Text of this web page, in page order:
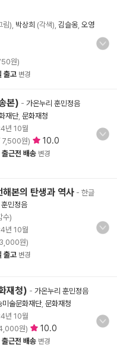
림), 박상희 (각색), 김슬옹 오영
원)
출고 변경
본) - 가온누리 훈민정음
재단, 문화재청
년 10월
7,500원) 10.0
출근전 배송 변경
본의 탄생과 역사 - 한글
민정음
수)
년 10월
원)
출고 변경
재청) - 가온누리 훈민정음
미술문화재단, 문화재청
년 10월
원) 10.0
출근전 배송 변경